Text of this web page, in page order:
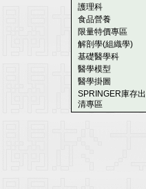
護理科
食品營養
限量特價專區
解剖學(組織學)
基礎醫學科
醫學模型
醫學掛圖
SPRINGER庫存出
清專區